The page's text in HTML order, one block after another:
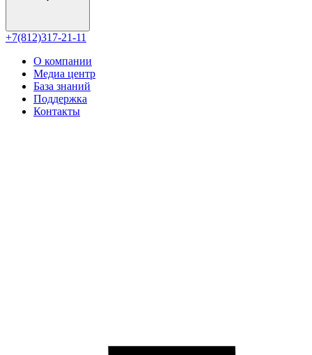
+7(812)317-21-11
О компании
Медиа центр
База знаний
Поддержка
Контакты